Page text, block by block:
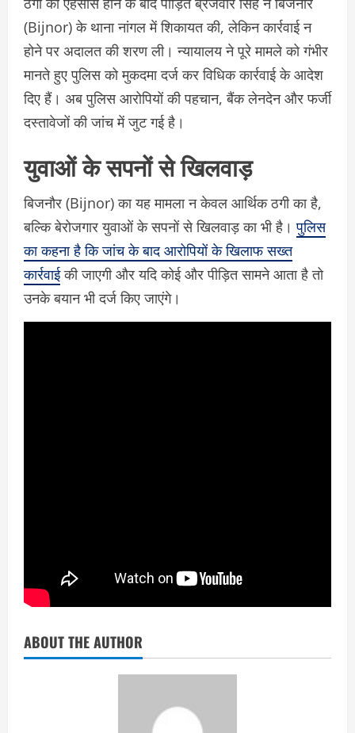
(Bijnor) केथाना नांगल में शिकायत की, लेकिन कार्रवाई न
होने पर अदालत की शरण ली। न्यायालय ने पूरे मामले को गंभीर
मानते हुए पुलिस को मुकदमा दर्ज कर विधिक कार्रवाई के आदेश
दिए हैं। अब पुलिस आरोपियों की पहचान, बैंक लेनदेन और फर्जी
दस्तावेजों की जांच में जुट गई है।
युवाओं के सपनों से खिलवाड़
बिजनौर (Bijnor) कायह मामला न केवल आर्थिक ठगी का है,
बल्कि बेरोजगार युवाओं के सपनों से खिलवाड़ का भी है।पुलिस
का कहना है कि जांच के बाद आरोपियों के खिलाफ सख्त
कार्रवाईकी जाएगी और यदि कोई और पीड़ित सामने आता है तो
उनके बयान भी दर्ज किए जाएंगे।
ABOUT THE AUTHOR